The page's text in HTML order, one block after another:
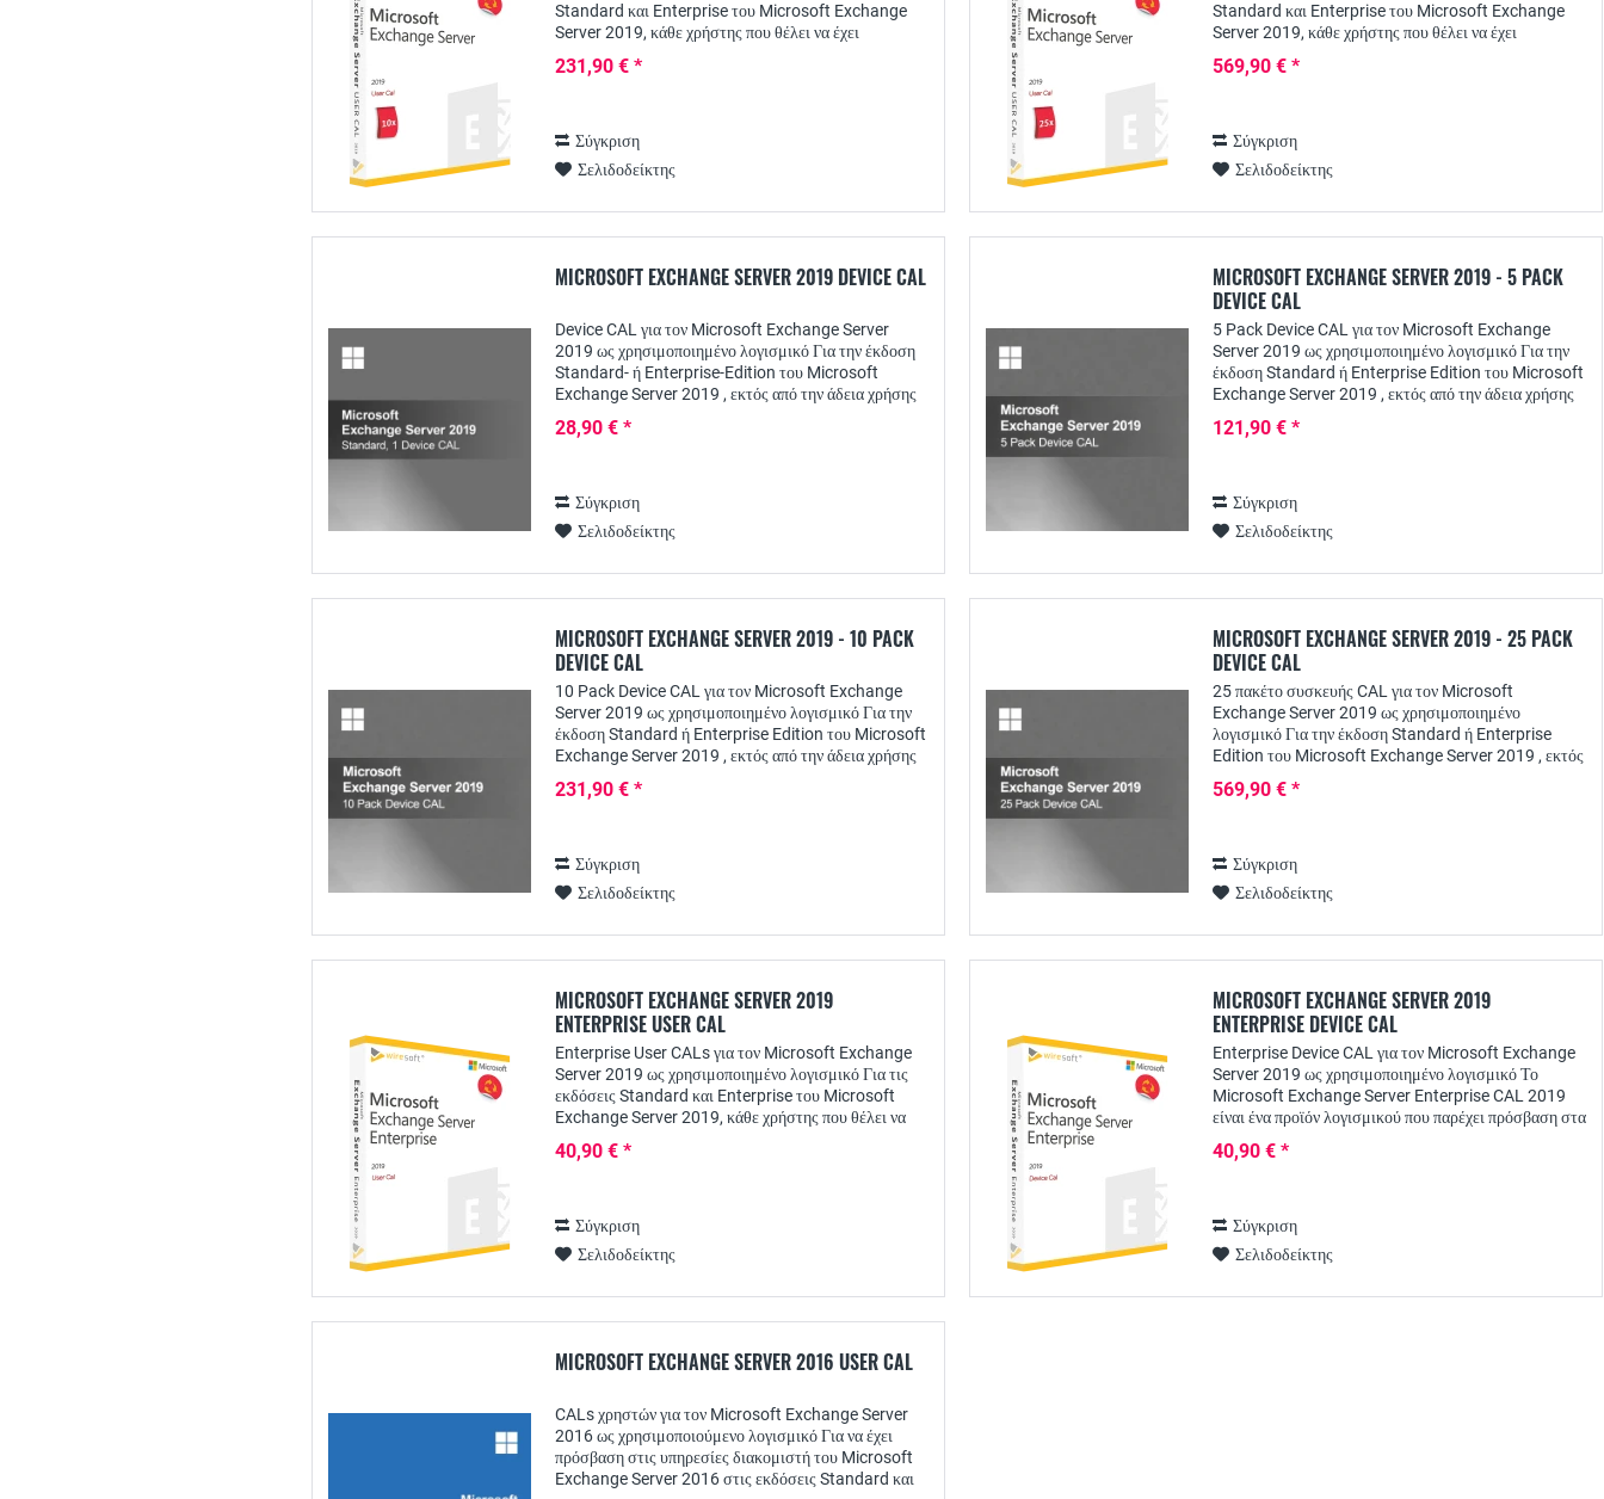
Standard και Enterprise του Microsoft Exchange
Server 2019, κάθε χρήστης που θέλει να έχει
231,90 € *
Σύγκριση
Σελιδοδείκτης
Standard και Enterprise του Microsoft Exchange
Server 2019, κάθε χρήστης που θέλει να έχει
569,90 € *
Σύγκριση
Σελιδοδείκτης
MICROSOFT EXCHANGE SERVER 2019 DEVICE CAL
Device CAL για τον Microsoft Exchange Server
2019 ως χρησιμοποιημένο λογισμικό Για την έκδοση
Standard- ή Enterprise-Edition του Microsoft
Exchange Server 2019 , εκτός από την άδεια χρήσης
28,90 € *
Σύγκριση
Σελιδοδείκτης
MICROSOFT EXCHANGE SERVER 2019 - 5 PACK
DEVICE CAL
5 Pack Device CAL για τον Microsoft Exchange
Server 2019 ως χρησιμοποιημένο λογισμικό Για την
έκδοση Standard ή Enterprise Edition του Microsoft
Exchange Server 2019 , εκτός από την άδεια χρήσης
121,90 € *
Σύγκριση
Σελιδοδείκτης
MICROSOFT EXCHANGE SERVER 2019 - 10 PACK
DEVICE CAL
10 Pack Device CAL για τον Microsoft Exchange
Server 2019 ως χρησιμοποιημένο λογισμικό Για την
έκδοση Standard ή Enterprise Edition του Microsoft
Exchange Server 2019 , εκτός από την άδεια χρήσης
231,90 € *
Σύγκριση
Σελιδοδείκτης
MICROSOFT EXCHANGE SERVER 2019 - 25 PACK
DEVICE CAL
25 πακέτο συσκευής CAL για τον Microsoft
Exchange Server 2019 ως χρησιμοποιημένο
λογισμικό Για την έκδοση Standard ή Enterprise
Edition του Microsoft Exchange Server 2019 , εκτός
ξεχωριστή...
569,90 € *
Σύγκριση
Σελιδοδείκτης
MICROSOFT EXCHANGE SERVER 2019
ENTERPRISE USER CAL
Enterprise User CALs για τον Microsoft Exchange
Server 2019 ως χρησιμοποιημένο λογισμικό Για τις
εκδόσεις Standard και Enterprise του Microsoft
Exchange Server 2019, κάθε χρήστης που θέλει να
40,90 € *
Σύγκριση
Σελιδοδείκτης
MICROSOFT EXCHANGE SERVER 2019
ENTERPRISE DEVICE CAL
Enterprise Device CAL για τον Microsoft Exchange
Server 2019 ως χρησιμοποιημένο λογισμικό Το
Microsoft Exchange Server Enterprise CAL 2019
είναι ένα προϊόν λογισμικού που παρέχει πρόσβαση στα
40,90 € *
Σύγκριση
Σελιδοδείκτης
MICROSOFT EXCHANGE SERVER 2016 USER CAL
CALs χρηστών για τον Microsoft Exchange Server
2016 ως χρησιμοποιούμενο λογισμικό Για να έχει
πρόσβαση στις υπηρεσίες διακομιστή του Microsoft
Exchange Server 2016 στις εκδόσεις Standard και